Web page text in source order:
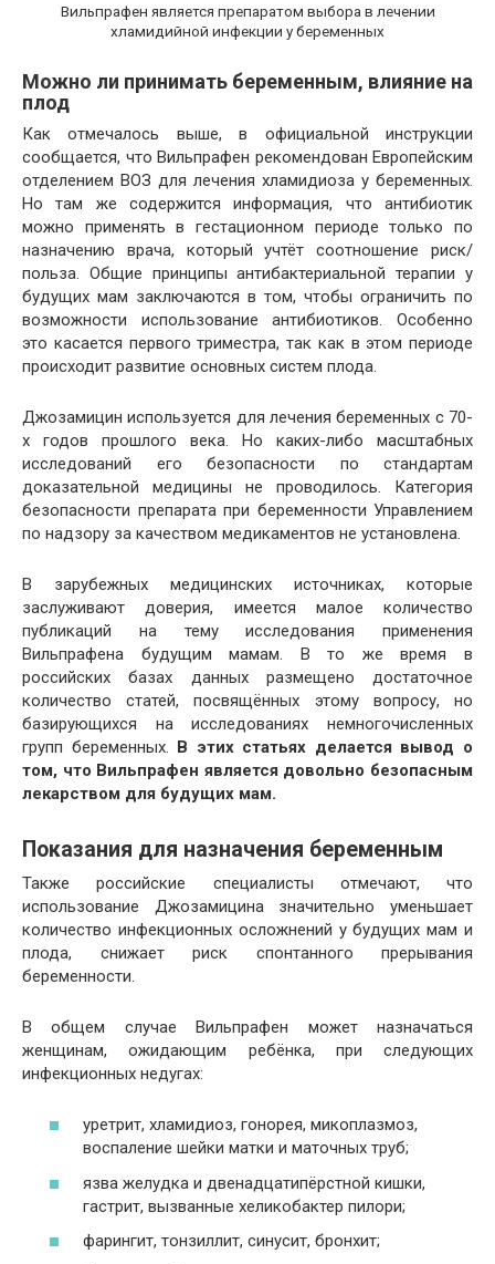
Вильпрафен является препаратом выбора в лечении
хламидийной инфекции у беременных
Можно ли принимать беременным, влияние на
плод
Как отмечалось выше, в официальной инструкции
сообщается, что Вильпрафен рекомендован Европейским
отделением ВОЗ для лечения хламидиоза у беременных.
Но там же содержится информация, что антибиотик
можно применять в гестационном периоде только по
назначению врача, который учтёт соотношение риск/
польза. Общие принципы антибактериальной терапии у
будущих мам заключаются в том, чтобы ограничить по
возможности использование антибиотиков. Особенно
это касается первого триместра, так как в этом периоде
происходит развитие основных систем плода.
Джозамицин используется для лечения беременных с 70-
х годов прошлого века. Но каких-либо масштабных
исследований его безопасности по стандартам
доказательной медицины не проводилось. Категория
безопасности препарата при беременности Управлением
по надзору за качеством медикаментов не установлена.
В зарубежных медицинских источниках, которые
заслуживают доверия, имеется малое количество
публикаций на тему исследования применения
Вильпрафена будущим мамам. В то же время в
российских базах данных размещено достаточное
количество статей, посвящённых этому вопросу, но
базирующихся на исследованиях немногочисленных
групп беременных. В этих статьях делается вывод о
том, что Вильпрафен является довольно безопасным
лекарством для будущих мам.
Показания для назначения беременным
Также российские специалисты отмечают, что
использование Джозамицина значительно уменьшает
количество инфекционных осложнений у будущих мам и
плода, снижает риск спонтанного прерывания
беременности.
В общем случае Вильпрафен может назначаться
женщинам, ожидающим ребёнка, при следующих
инфекционных недугах:
уретрит, хламидиоз, гонорея, микоплазмоз,
воспаление шейки матки и маточных труб;
язва желудка и двенадцатипёрстной кишки,
гастрит, вызванные хеликобактер пилори;
фарингит, тонзиллит, синусит, бронхит;